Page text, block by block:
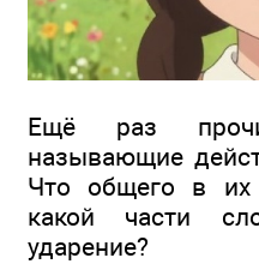
Ещё раз
называющие
Что общего в их
какой части
ударение?